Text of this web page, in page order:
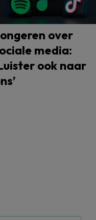
over
media:
ook naar